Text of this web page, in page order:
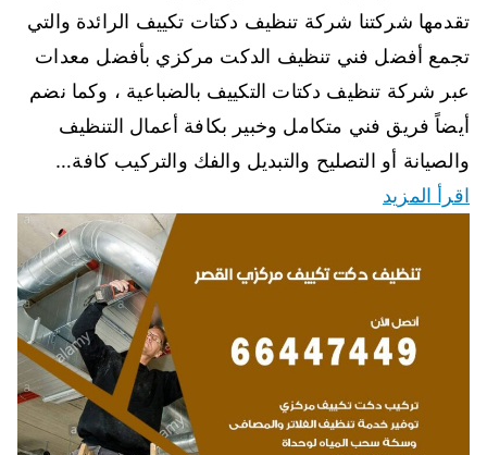
تقدمها شركتنا شركة تنظيف دكتات تكييف الرائدة والتي
تجمع أفضل فني تنظيف الدكت مركزي بأفضل معدات
عبر شركة تنظيف دكتات التكييف بالضباعية ، وكما نضم
أيضاً فريق فني متكامل وخبير بكافة أعمال التنظيف
والصيانة أو التصليح والتبديل والفك والتركيب كافة…
اقرأ المزيد